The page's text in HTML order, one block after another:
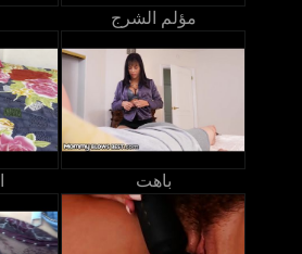
مؤلم الشرج
باهت